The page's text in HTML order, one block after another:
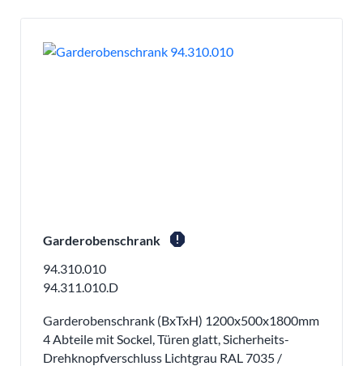
Garderobenschrank report
94.310.010
94.311.010.D
Garderobenschrank (BxTxH) 1200x500x1800mm
4 Abteile mit Sockel, Türen glatt, Sicherheits-
Drehknopfverschluss Lichtgrau RAL 7035 /